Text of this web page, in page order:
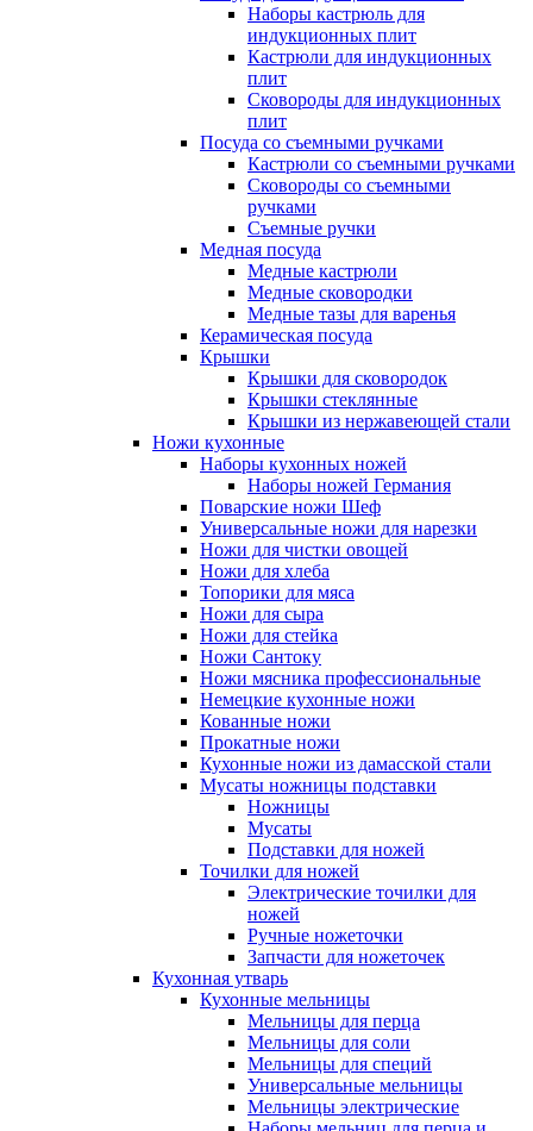
Наборы кастрюль для
индукционных плит
Кастрюли для индукционных
плит
Сковороды для индукционных
плит
Посуда со съемными ручками
Кастрюли со съемными ручками
Сковороды со съемными
ручками
Съемные ручки
Медная посуда
Медные кастрюли
Медные сковородки
Медные тазы для варенья
Керамическая посуда
Крышки
Крышки для сковородок
Крышки стеклянные
Крышки из нержавеющей стали
Ножи кухонные
Наборы кухонных ножей
Наборы ножей Германия
Поварские ножи Шеф
Универсальные ножи для нарезки
Ножи для чистки овощей
Ножи для хлеба
Топорики для мяса
Ножи для сыра
Ножи для стейка
Ножи Сантоку
Ножи мясника профессиональные
Немецкие кухонные ножи
Кованные ножи
Прокатные ножи
Кухонные ножи из дамасской стали
Мусаты ножницы подставки
Ножницы
Мусаты
Подставки для ножей
Точилки для ножей
Электрические точилки для
ножей
Ручные ножеточки
Запчасти для ножеточек
Кухонная утварь
Кухонные мельницы
Мельницы для перца
Мельницы для соли
Мельницы для специй
Универсальные мельницы
Мельницы электрические